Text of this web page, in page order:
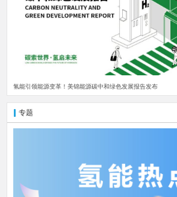
氢能引领能源变革！美锦能源碳中和绿色发展报告发布
专题